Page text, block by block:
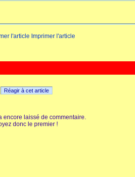
Imprimer l'article
Réagir à cet article
encore laissé de commentaire.
donc le premier !